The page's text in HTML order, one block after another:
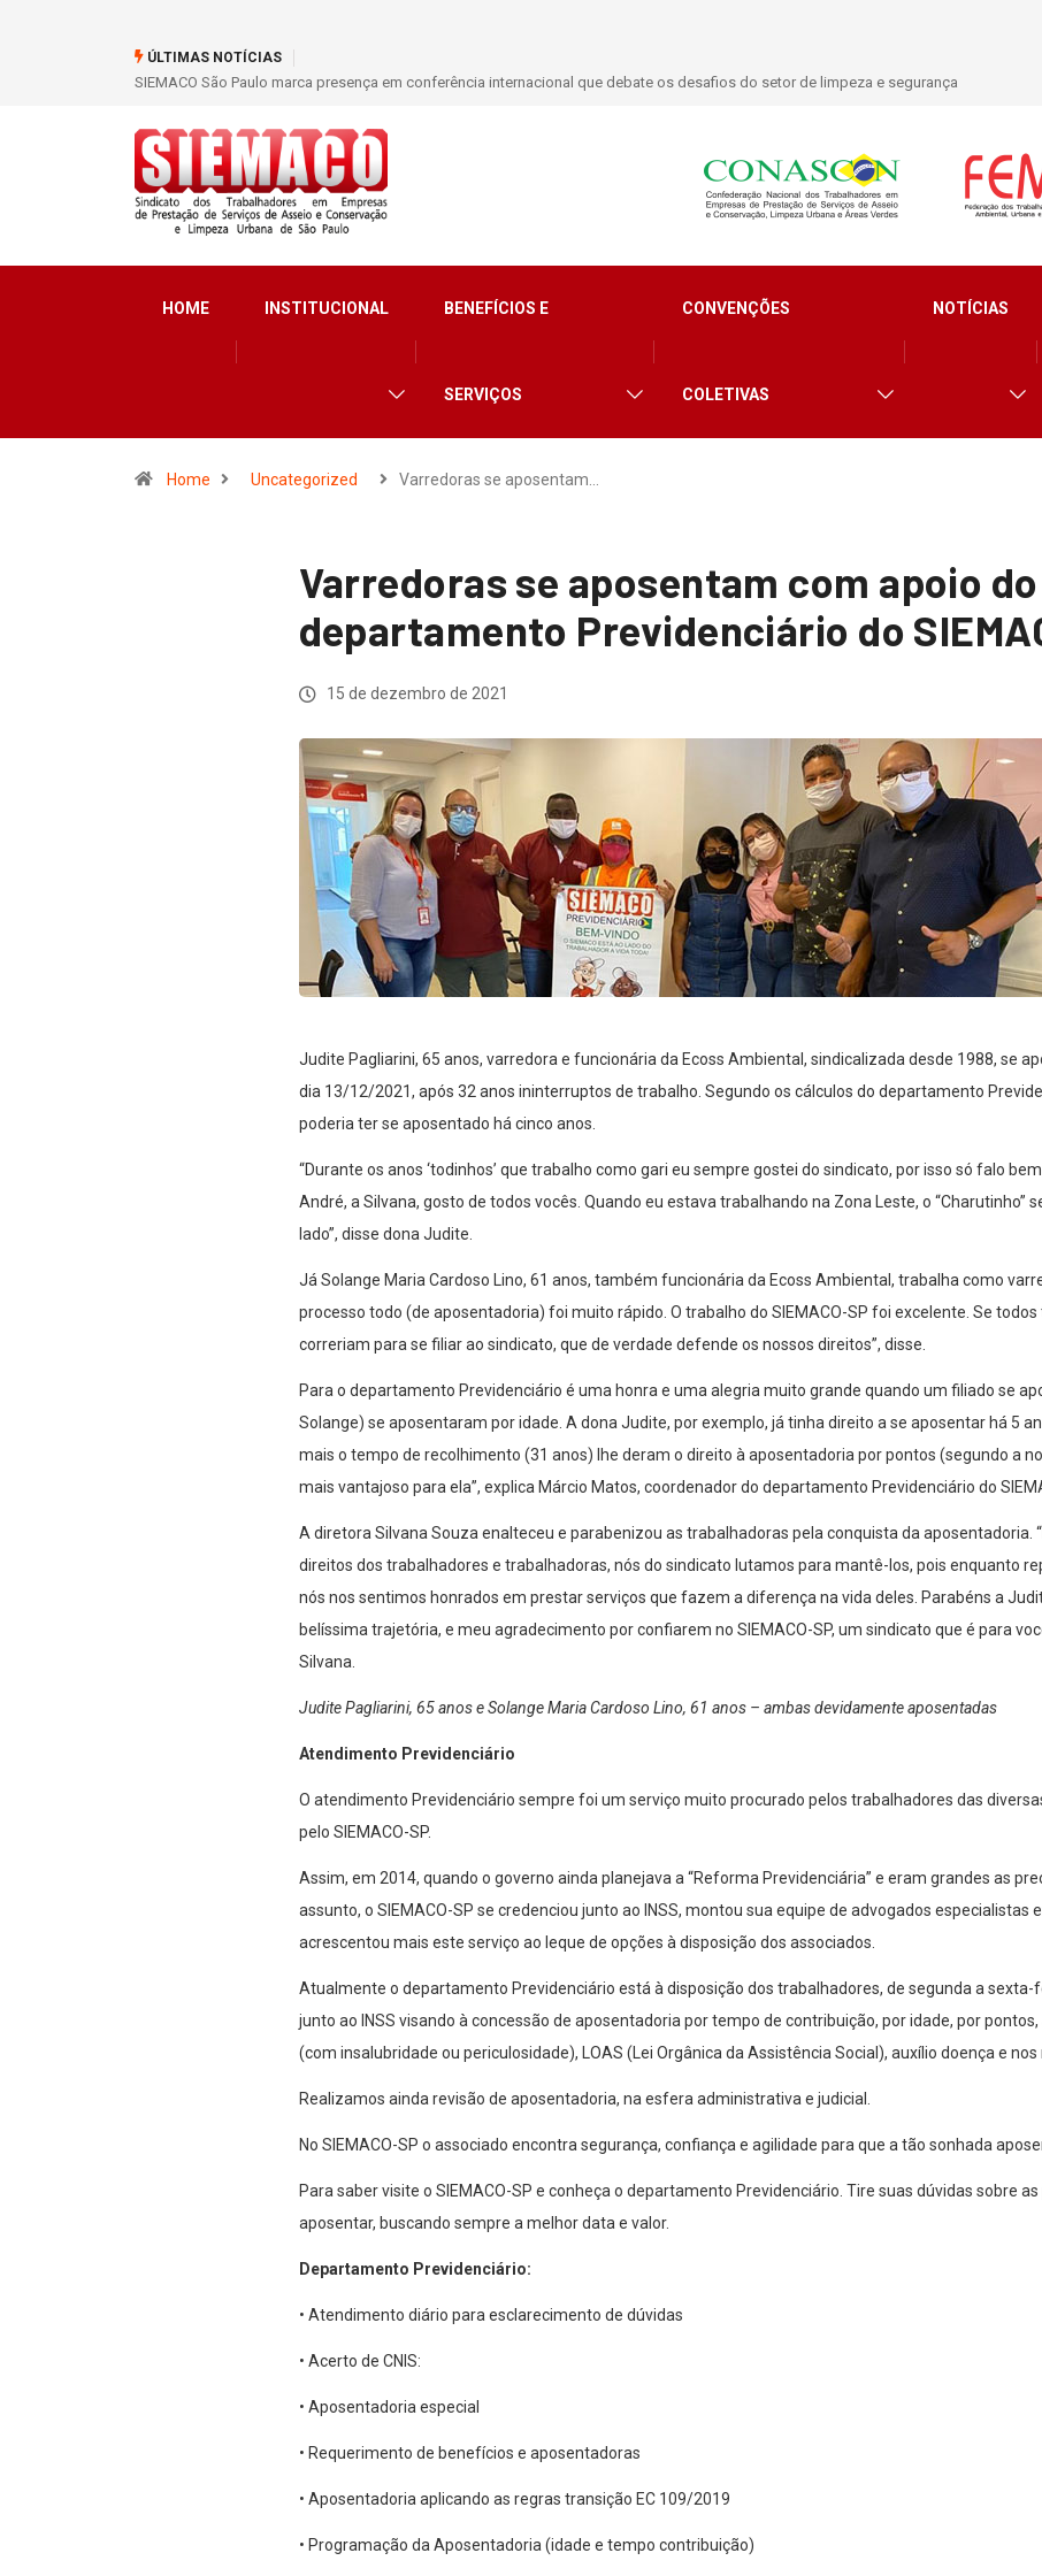
ÚLTIMAS NOTÍCIAS
SIEMACO São Paulo marca presença em conferência internacional que debate os desafios do setor de limpeza e segurança
HOME INSTITUCIONAL BENEFÍCIOS E
SERVIÇOS
CONVENÇÕES
COLETIVAS
NOTÍCIAS
Home Uncategorized Varredoras se aposentam…
Varredoras se aposentam com apoio do
departamento Previdenciário do
15 de dezembro de 2021
Judite Pagliarini, 65 anos, varredora e funcionária da Ecoss Ambiental, sindicalizada desde 1988, se
dia 13/12/2021, após 32 anos ininterruptos de trabalho. Segundo os cálculos do departamento
poderia ter se aposentado há cinco anos.
“Durante os anos ‘todinhos’ que trabalho como gari eu sempre gostei do sindicato, por isso só falo
André, a Silvana, gosto de todos vocês. Quando eu estava trabalhando na Zona Leste, o “Charutinho”
lado”, disse dona Judite.
Já Solange Maria Cardoso Lino, 61 anos, também funcionária da Ecoss Ambiental, trabalha como
processo todo (de aposentadoria) foi muito rápido. O trabalho do SIEMACO-SP foi excelente. Se
correriam para se filiar ao sindicato, que de verdade defende os nossos direitos”, disse.
Para o departamento Previdenciário é uma honra e uma alegria muito grande quando um filiado se
Solange) se aposentaram por idade. A dona Judite, por exemplo, já tinha direito a se aposentar há 5
mais o tempo de recolhimento (31 anos) lhe deram o direito à aposentadoria por pontos (segundo a
mais vantajoso para ela”, explica Márcio Matos, coordenador do departamento Previdenciário do
A diretora Silvana Souza enalteceu e parabenizou as trabalhadoras pela conquista da aposentadoria.
direitos dos trabalhadores e trabalhadoras, nós do sindicato lutamos para mantê-los, pois enquanto
nós nos sentimos honrados em prestar serviços que fazem a diferença na vida deles. Parabéns a
belíssima trajetória, e meu agradecimento por confiarem no SIEMACO-SP, um sindicato que é para
Silvana.
Judite Pagliarini, 65 anos e Solange Maria Cardoso Lino, 61 anos – ambas devidamente aposentadas
Atendimento Previdenciário
O atendimento Previdenciário sempre foi um serviço muito procurado pelos trabalhadores das
pelo SIEMACO-SP.
Assim, em 2014, quando o governo ainda planejava a “Reforma Previdenciária” e eram grandes as
assunto, o SIEMACO-SP se credenciou junto ao INSS, montou sua equipe de advogados especialistas
acrescentou mais este serviço ao leque de opções à disposição dos associados.
Atualmente o departamento Previdenciário está à disposição dos trabalhadores, de segunda a sexta-
junto ao INSS visando à concessão de aposentadoria por tempo de contribuição, por idade, por
(com insalubridade ou periculosidade), LOAS (Lei Orgânica da Assistência Social), auxílio doença e
Realizamos ainda revisão de aposentadoria, na esfera administrativa e judicial.
No SIEMACO-SP o associado encontra segurança, confiança e agilidade para que a tão sonhada
Para saber visite o SIEMACO-SP e conheça o departamento Previdenciário. Tire suas dúvidas sobre
aposentar, buscando sempre a melhor data e valor.
Departamento Previdenciário:
• Atendimento diário para esclarecimento de dúvidas
• Acerto de CNIS:
• Aposentadoria especial
• Requerimento de benefícios e aposentadoras
• Aposentadoria aplicando as regras transição EC 109/2019
• Programação da Aposentadoria (idade e tempo contribuição)